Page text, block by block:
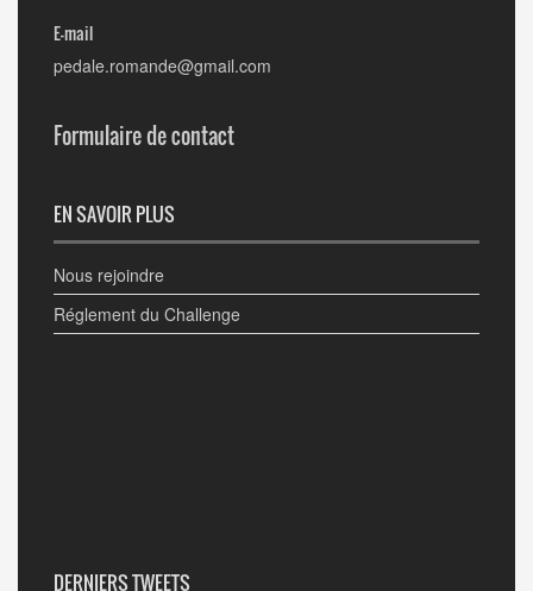
E-mail
pedale.romande@gmail.com
Formulaire de contact
EN SAVOIR PLUS
Nous rejoindre
Réglement du Challenge
DERNIERS TWEETS